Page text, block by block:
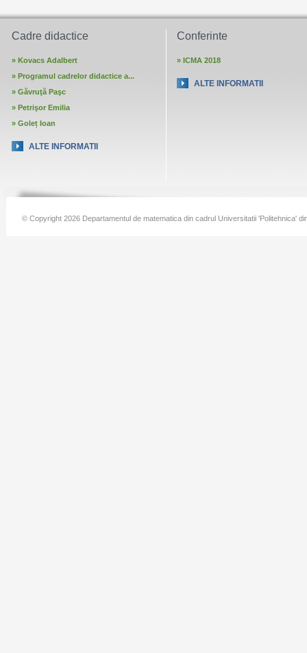
Cadre didactice
» Kovacs Adalbert
» Programul cadrelor didactice a...
» Găvruţă Paşc
» Petrişor Emilia
» Goleț Ioan
ALTE INFORMATII
Conferinte
» ICMA 2018
ALTE INFORMATII
© Copyright 2026 Departamentul de matematica din cadrul Universitatii 'Politehnica'